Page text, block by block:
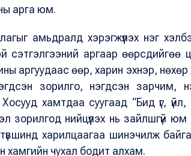
арга юм.
амьдралд хэрэгжүүлэх нэг
сэтгэлгээний аргаар өөрсдийгөө
аргуудаас өөр, харин эхнэр,
зорилго, нэгдсэн зарчим,
хамтдаа суугаад “Бид үг, үйл,
зорилгод нийцүүлэх нь зайлшгүй
харилцаагаа шинэчилж
хамгийн чухал бодит алхам.